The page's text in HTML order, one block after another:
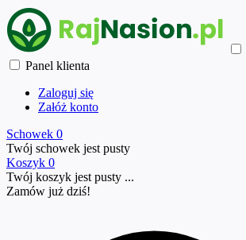
Panel klienta
Zaloguj się
Załóż konto
Schowek 0
Twój schowek jest pusty
Koszyk 0
Twój koszyk jest pusty ...
Zamów już dziś!